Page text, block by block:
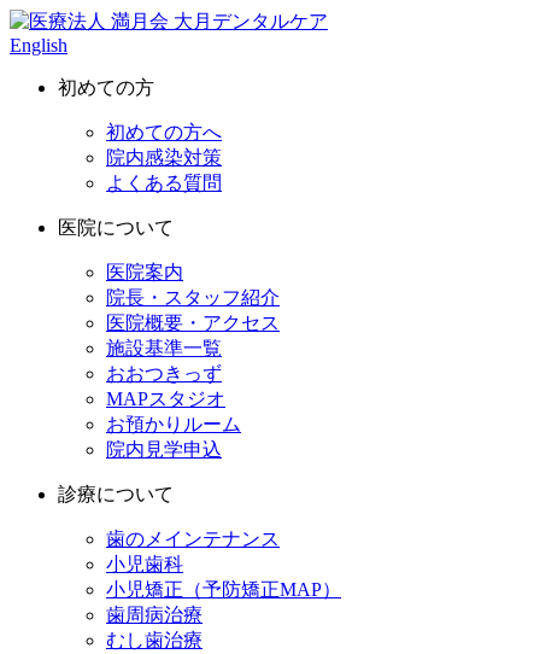
English
初めての方
初めての方へ
院内感染対策
よくある質問
医院について
医院案内
院長・スタッフ紹介
医院概要・アクセス
施設基準一覧
おおつきっず
MAPスタジオ
お預かりルーム
院内見学申込
診療について
歯のメインテナンス
小児歯科
小児矯正（予防矯正MAP）
歯周病治療
むし歯治療